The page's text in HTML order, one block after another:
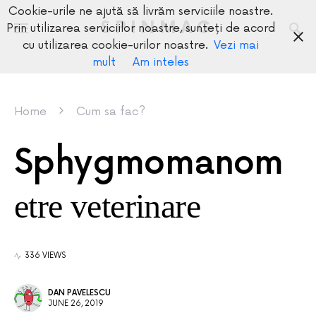
SPINMAG
Home Cum sa fac?
Sphygmomanom
etre veterinare
336 VIEWS
DAN PAVELESCU
JUNE 26, 2019
Cookie-urile ne ajută să livrăm serviciile noastre.
Prin utilizarea serviciilor noastre, sunteți de acord
cu utilizarea cookie-urilor noastre. Vezi mai
mult
Am inteles